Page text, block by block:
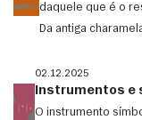
daquele que é o
Da antiga
02.12.2025
Instrumentos e
O instrumento